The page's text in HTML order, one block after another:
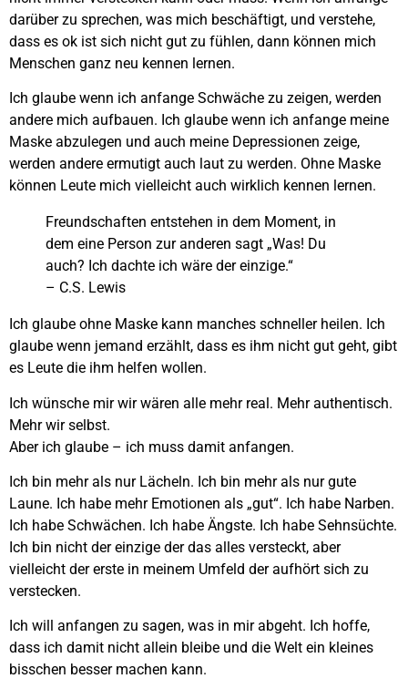
darüber zu sprechen, was mich beschäftigt, und verstehe,
dass es ok ist sich nicht gut zu fühlen, dann können mich
Menschen ganz neu kennen lernen.
Ich glaube wenn ich anfange Schwäche zu zeigen, werden
andere mich aufbauen. Ich glaube wenn ich anfange meine
Maske abzulegen und auch meine Depressionen zeige,
werden andere ermutigt auch laut zu werden. Ohne Maske
können Leute mich vielleicht auch wirklich kennen lernen.
Freundschaften entstehen in dem Moment, in
dem eine Person zur anderen sagt „Was! Du
auch? Ich dachte ich wäre der einzige.“
– C.S. Lewis
Ich glaube ohne Maske kann manches schneller heilen. Ich
glaube wenn jemand erzählt, dass es ihm nicht gut geht, gibt
es Leute die ihm helfen wollen.
Ich wünsche mir wir wären alle mehr real. Mehr authentisch.
Mehr wir selbst.
Aber ich glaube – ich muss damit anfangen.
Ich bin mehr als nur Lächeln. Ich bin mehr als nur gute
Laune. Ich habe mehr Emotionen als „gut“. Ich habe Narben.
Ich habe Schwächen. Ich habe Ängste. Ich habe Sehnsüchte.
Ich bin nicht der einzige der das alles versteckt, aber
vielleicht der erste in meinem Umfeld der aufhört sich zu
verstecken.
Ich will anfangen zu sagen, was in mir abgeht. Ich hoffe,
dass ich damit nicht allein bleibe und die Welt ein kleines
bisschen besser machen kann.